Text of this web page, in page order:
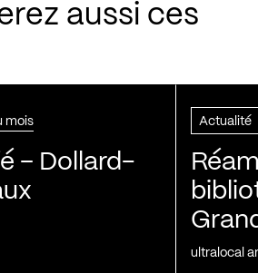
aussi ces
mois
– Dollard-
Actualité
ultralocal